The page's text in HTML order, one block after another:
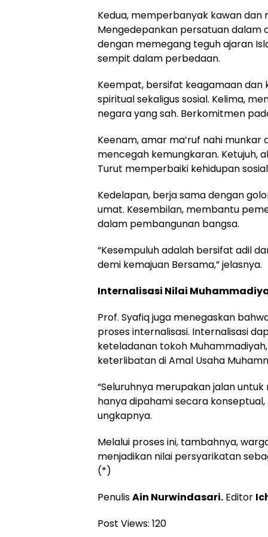
Kedua, memperbanyak kawan dan
Mengedepankan persatuan dalam
dengan memegang teguh ajaran
sempit dalam perbedaan.
Keempat, bersifat keagamaan
spiritual sekaligus sosial. Kelima,
negara yang sah. Berkomitmen
Keenam, amar ma’ruf nahi
mencegah kemungkaran. Ketujuh,
Turut memperbaiki kehidupan
Kedelapan, berja sama dengan
umat. Kesembilan, membantu
dalam pembangunan bangsa.
“Kesempuluh adalah bersifat adil
demi kemajuan Bersama,” jelasnya.
Internalisasi Nilai
Prof. Syafiq juga menegaskan
proses internalisasi. Internalisasi
keteladanan tokoh
keterlibatan di Amal Usaha
“Seluruhnya merupakan jalan
hanya dipahami secara
ungkapnya.
Melalui proses ini, tambahnya,
menjadikan nilai persyarikatan
(*)
PenulisAin Nurwindasari. Editor
Post Views: 120